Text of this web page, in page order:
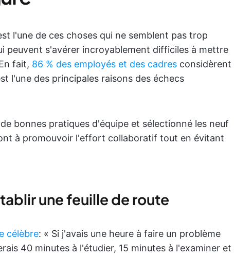
l'une de ces choses qui ne semblent pas trop
peuvent s'avérer incroyablement difficiles à mettre
fait, 86 % des employés et des cadres considèrent
l'une des principales raisons des échecs
bonnes pratiques d'équipe et sélectionné les neuf
à promouvoir l'effort collaboratif tout en évitant
une feuille de route
célèbre: « Si j'avais une heure à faire un problème
40 minutes à l'étudier, 15 minutes à l'examiner et